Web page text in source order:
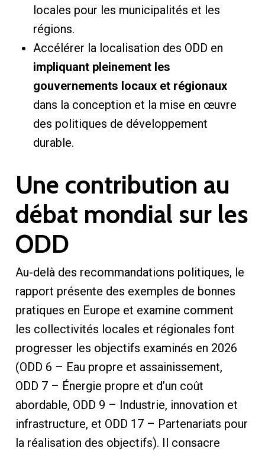
locales pour les municipalités et les
régions.
Accélérer la localisation des ODD en
impliquant pleinement les
gouvernements locaux et régionaux
dans la conception et la mise en œuvre
des politiques de développement
durable.
Une contribution au
débat mondial sur les
ODD
Au-delà des recommandations politiques, le
rapport présente des exemples de bonnes
pratiques en Europe et examine comment
les collectivités locales et régionales font
progresser les objectifs examinés en 2026
(ODD 6 – Eau propre et assainissement,
ODD 7 – Énergie propre et d’un coût
abordable, ODD 9 – Industrie, innovation et
infrastructure, et ODD 17 – Partenariats pour
la réalisation des objectifs). Il consacre